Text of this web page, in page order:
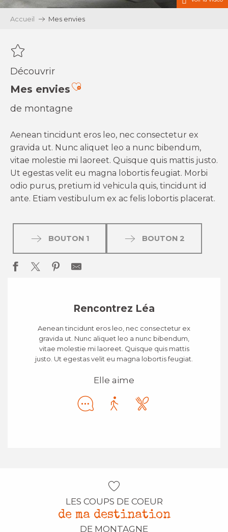
Accueil Mes envies
Découvrir
Mes enviesAjouter aux favoris
de montagne
Aenean tincidunt eros leo, nec consectetur ex
gravida ut. Nunc aliquet leo a nunc bibendum,
vitae molestie mi laoreet. Quisque quis mattis justo.
Ut egestas velit eu magna lobortis feugiat. Morbi
odio purus, pretium id vehicula quis, tincidunt id
ante. Etiam vestibulum ex ac felis lobortis placerat.
BOUTON 1 BOUTON 2
Rencontrez Léa
Aenean tincidunt eros leo, nec consectetur ex
gravida ut. Nunc aliquet leo a nunc bibendum,
vitae molestie mi laoreet. Quisque quis mattis
justo. Ut egestas velit eu magna lobortis feugiat.
Elle aime
LES COUPS DE COEUR
de ma destination
DE MONTAGNE